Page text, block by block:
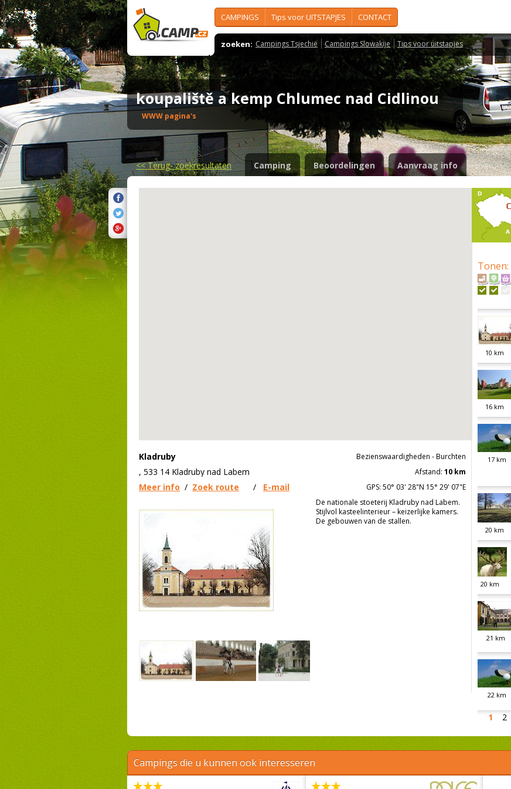
CAMPINGS Tips voor UITSTAPJES CONTACT
zoeken: Campings Tsjechië Campings Slowakije Tips voor uitstapjes
koupaliště a kemp Chlumec nad Cidlinou
WWW pagina's
<<Terug- zoekresultaten Camping Beoordelingen Aanvraag info
Kladruby
, 533 14 Kladruby nad Labem
Meer info / Zoek route / E-mail
Bezienswaardigheden - Burchten
Afstand: 10 km
GPS: 50° 03' 28"N 15° 29' 07"E
De nationale stoeterij Kladruby nad Labem.
Stijlvol kasteelinterieur – keizerlijke kamers.
De gebouwen van de stallen.
Tonen:
1 2
10 km
16 km
17km
20 km
20 km
21 km
22km
Campings die u kunnen ook interesseren